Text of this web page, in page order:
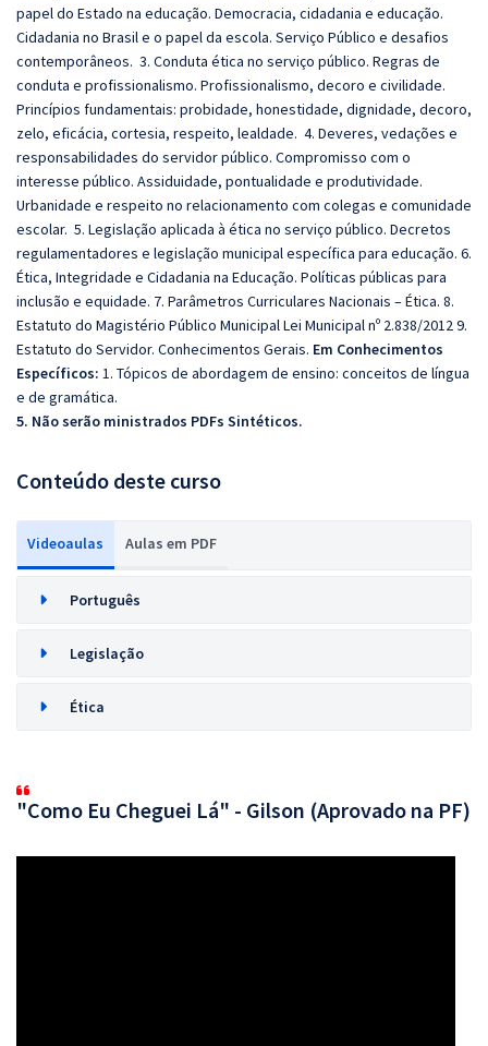
papel do Estado na educação. Democracia, cidadania e educação.
Cidadania no Brasil e o papel da escola. Serviço Público e desafios
contemporâneos. 3. Conduta ética no serviço público. Regras de
conduta e profissionalismo. Profissionalismo, decoro e civilidade.
Princípios fundamentais: probidade, honestidade, dignidade, decoro,
zelo, eficácia, cortesia, respeito, lealdade. 4. Deveres, vedações e
responsabilidades do servidor público. Compromisso com o
interesse público. Assiduidade, pontualidade e produtividade.
Urbanidade e respeito no relacionamento com colegas e comunidade
escolar. 5. Legislação aplicada à ética no serviço público. Decretos
regulamentadores e legislação municipal específica para educação. 6.
Ética, Integridade e Cidadania na Educação. Políticas públicas para
inclusão e equidade. 7. Parâmetros Curriculares Nacionais – Ética. 8.
Estatuto do Magistério Público Municipal Lei Municipal nº 2.838/2012 9.
Estatuto do Servidor. Conhecimentos Gerais. Em Conhecimentos
Específicos: 1. Tópicos de abordagem de ensino: conceitos de língua
e de gramática.
5. Não serão ministrados PDFs Sintéticos.
Conteúdo deste curso
Videoaulas Aulas em PDF
Português
Legislação
Ética
"Como Eu Cheguei Lá" - Gilson (Aprovado na PF)